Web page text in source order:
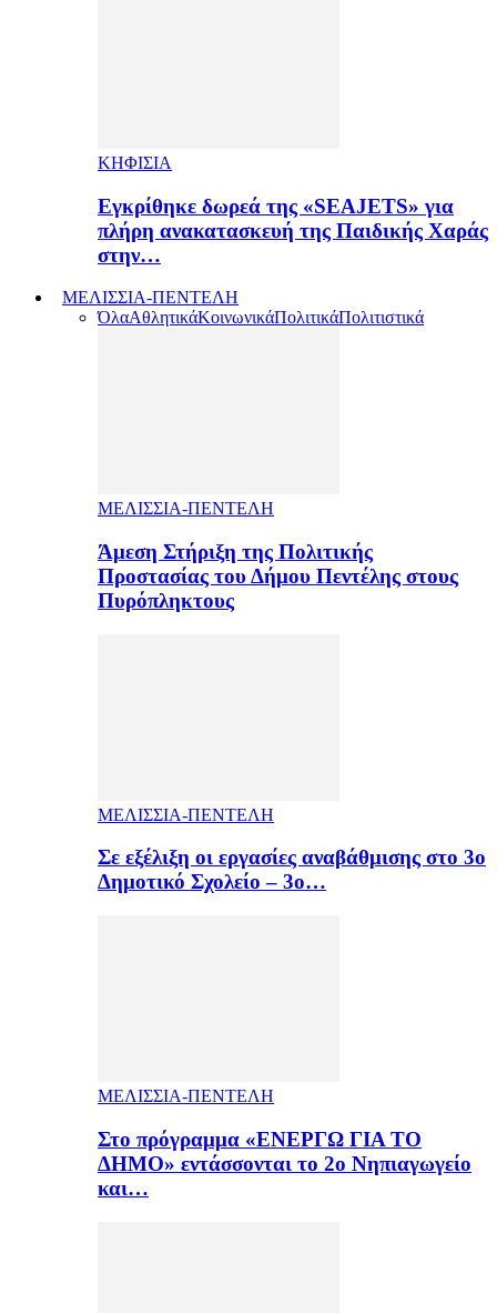
ΚΗΦΙΣΙΑ
Εγκρίθηκε δωρεά της «SEAJETS» για
πλήρη ανακατασκευή της Παιδικής Χαράς
στην…
ΜΕΛΙΣΣΙΑ-ΠΕΝΤΕΛΗ
ΌλαΑθλητικάΚοινωνικάΠολιτικάΠολιτιστικά
ΜΕΛΙΣΣΙΑ-ΠΕΝΤΕΛΗ
Άμεση Στήριξη της Πολιτικής
Προστασίας του Δήμου Πεντέλης στους
Πυρόπληκτους
ΜΕΛΙΣΣΙΑ-ΠΕΝΤΕΛΗ
Σε εξέλιξη οι εργασίες αναβάθμισης στο 3ο
Δημοτικό Σχολείο – 3ο…
ΜΕΛΙΣΣΙΑ-ΠΕΝΤΕΛΗ
Στο πρόγραμμα «ΕΝΕΡΓΩ ΓΙΑ ΤΟ
ΔΗΜΟ» εντάσσονται το 2ο Νηπιαγωγείο
και…